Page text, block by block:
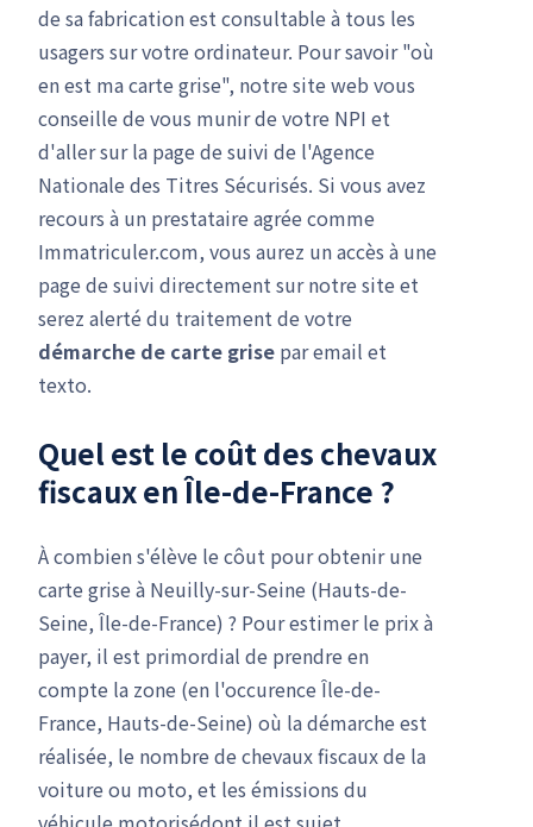
de sa fabrication est consultable à tous les
usagers sur votre ordinateur. Pour savoir "où
en est ma carte grise", notre site web vous
conseille de vous munir de votre NPI et
d'aller sur la page de suivi de l'Agence
Nationale des Titres Sécurisés. Si vous avez
recours à un prestataire agrée comme
Immatriculer.com, vous aurez un accès à une
page de suivi directement sur notre site et
serez alerté du traitement de votre
démarche de carte grise par email et
texto.
Quel est le coût des chevaux
fiscaux en Île-de-France ?
À combien s'élève le côut pour obtenir une
carte grise à Neuilly-sur-Seine (Hauts-de-
Seine, Île-de-France) ? Pour estimer le prix à
payer, il est primordial de prendre en
compte la zone (en l'occurence Île-de-
France, Hauts-de-Seine) où la démarche est
réalisée, le nombre de chevaux fiscaux de la
voiture ou moto, et les émissions du